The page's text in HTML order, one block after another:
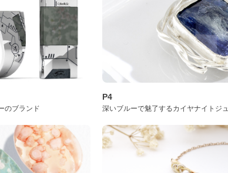
のブランド
P4
深いブルーで魅了するカイヤナイトジ